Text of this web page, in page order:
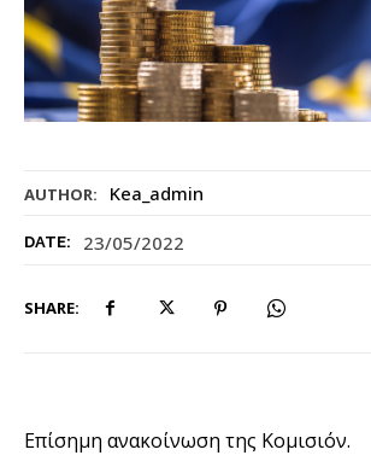
AUTHOR: Kea_admin
DATE: 23/05/2022
SHARE:
Επίσημη ανακοίνωση της Κομισιόν.